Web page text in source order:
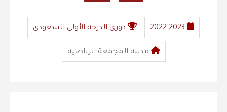
2022-2023 دوري الدرجة الأولى السعودي
مدينة المجمعة الرياضية